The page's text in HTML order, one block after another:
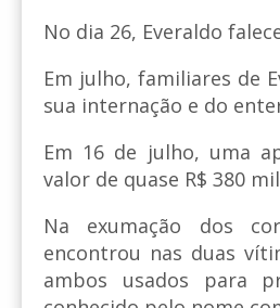
No dia 26, Everaldo
Em julho, familiares de
sua internação e do
Em 16 de julho, uma
valor de quase R$ 380
Na exumação dos
encontrou nas duas
ambos usados para